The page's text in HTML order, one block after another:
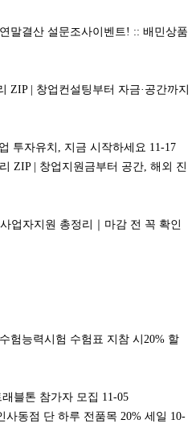
말결산 설문조사이벤트! :: 배민상품
ZIP | 창업컨설팅부터 자금·공간까지
투자유치, 지금 시작하세요 11-17
ZIP | 창업지원금부터 공간, 해외 진
업자지원 총정리｜마감 전 꼭 확인
험능력시험 수험표 지참 시20% 할
블톤 참가자 모집 11-05
사동점 단 하루 전품목 20% 세일 10-